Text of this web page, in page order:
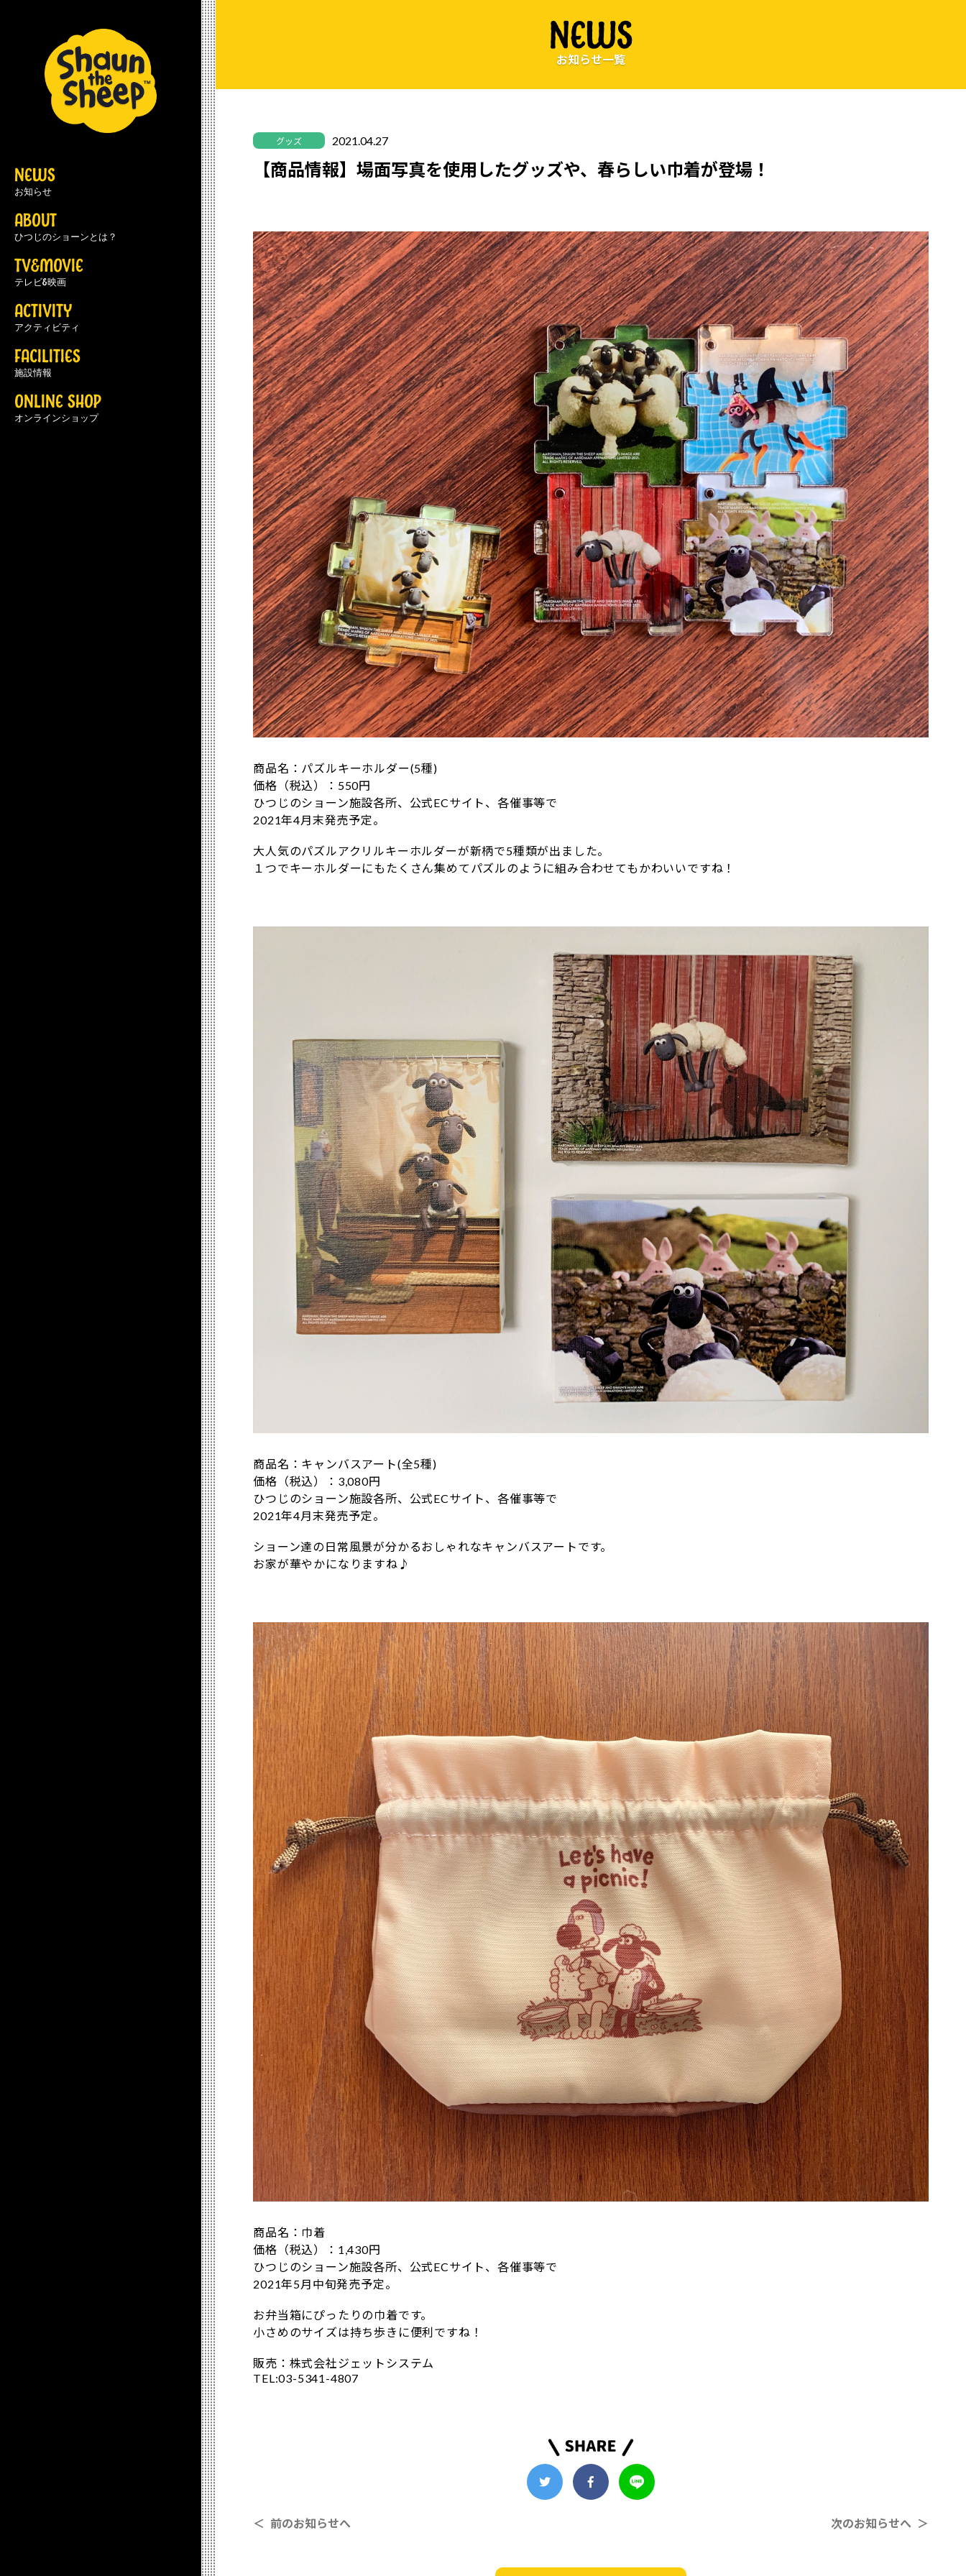
NEWS
お知らせ
ABOUT
ひつじのショーンとは？
TV&MOVIE
テレビ&映画
ACTIVITY
アクティビティ
FACILITIES
施設情報
ONLINE SHOP
オンラインショップ
NEWS
お知らせ一覧
グッズ 2021.04.27
【商品情報】場面写真を使用したグッズや、春らしい巾着が登場！
商品名：パズルキーホルダー(5種)
価格（税込）：550円
ひつじのショーン施設各所、公式ECサイト、各催事等で
2021年4月末発売予定。
大人気のパズルアクリルキーホルダーが新柄で5種類が出ました。
１つでキーホルダーにもたくさん集めてパズルのように組み合わせてもかわいいですね！
商品名：キャンバスアート(全5種)
価格（税込）：3,080円
ひつじのショーン施設各所、公式ECサイト、各催事等で
2021年4月末発売予定。
ショーン達の日常風景が分かるおしゃれなキャンバスアートです。
お家が華やかになりますね♪
商品名：巾着
価格（税込）：1,430円
ひつじのショーン施設各所、公式ECサイト、各催事等で
2021年5月中旬発売予定。
お弁当箱にぴったりの巾着です。
小さめのサイズは持ち歩きに便利ですね！
販売：株式会社ジェットシステム
TEL:03-5341-4807
＜ 前のお知らせへ 次のお知らせへ ＞